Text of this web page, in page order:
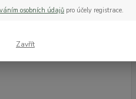
osobních údajů pro účely registrace.
Zavřít